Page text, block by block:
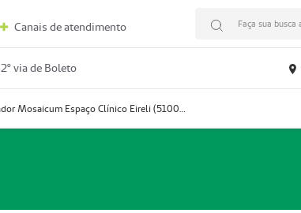
Canais de atendimento Faça sua busca
2º via de Boleto
Prestador Mosaicum Espaço Clínico Eireli (51004355-5)